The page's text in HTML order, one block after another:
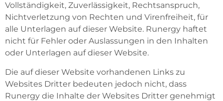
Vollständigkeit, Zuverlässigkeit, Rechtsanspruch,
Nichtverletzung von Rechten und Virenfreiheit, für
alle Unterlagen auf dieser Website. Runergy haftet
nicht für Fehler oder Auslassungen in den Inhalten
oder Unterlagen auf dieser Website.
Die auf dieser Website vorhandenen Links zu
Websites Dritter bedeuten jedoch nicht, dass
Runergy die Inhalte der Websites Dritter genehmigt